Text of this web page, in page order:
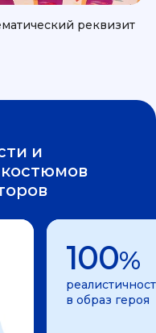
реквизит
и
100%
в образ героя